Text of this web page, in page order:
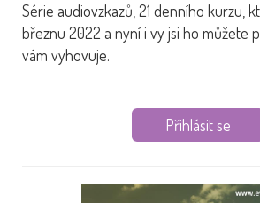
Série audiovzkazů, 21 denního kurzu,
březnu 2022 a nyní i vy jsi ho můžete
vám vyhovuje.
Přihlásit se